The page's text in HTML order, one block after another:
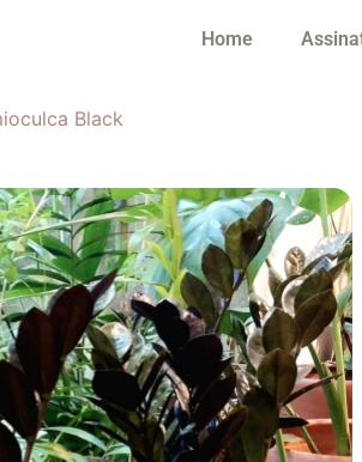
Home
Black